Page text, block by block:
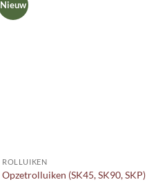
Nieuw
ROLLUIKEN
Opzetrolluiken (SK45, SK90, SKP)